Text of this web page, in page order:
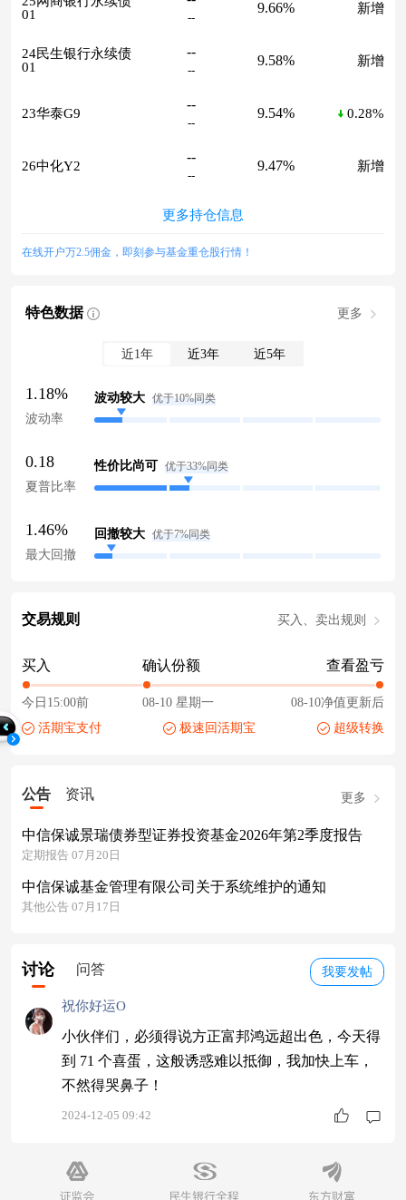
01
--
9.66% 新增
24民生银行永续债
01
--
--
9.58% 新增
23华泰G9
--
--
9.54% 0.28%
26中化Y2
--
--
9.47% 新增
更多持仓信息
在线开户万2.5佣金，即刻参与基金重仓股行情！
特色数据 更多
近1年 近3年 近5年
1.18%
波动率
波动较大 优于10%同类
0.18
夏普比率
性价比尚可 优于33%同类
1.46%
最大回撤
回撤较大 优于7%同类
交易规则 买入、卖出规则
买入
今日15:00前
确认份额
08-10 星期一
查看盈亏
08-10净值更新后
活期宝支付
极速回活期宝 超级转换
公告 资讯 更多
中信保诚景瑞债券型证券投资基金2026年第2季度报告
定期报告 07月20日
中信保诚基金管理有限公司关于系统维护的通知
其他公告 07月17日
我要发帖
讨论 问答
祝你好运O
小伙伴们，必须得说方正富邦鸿远超出色，今天得
到 71 个喜蛋，这般诱惑难以抵御，我加快上车，
不然得哭鼻子！
2024-12-05 09:42